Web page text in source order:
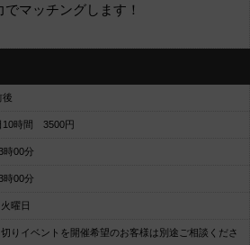
マッチングします！
後
10時間 3500円
時00分
時00分
曜日
りイベントを開催希望のお客様は別途ご相談くださ